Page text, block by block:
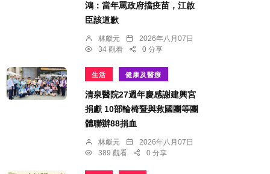
鴻：當年罵政府擋疫苗，江啟
臣該道歉
林獻元
2026年八月07日
34 觀看
0 分享
生活 健康及醫療
清泉醫院27週年慶感謝建興宮
捐獻 10部輪椅暨與救國團等團
體聯辦88捐血
林獻元
2026年八月07日
389 觀看
0 分享